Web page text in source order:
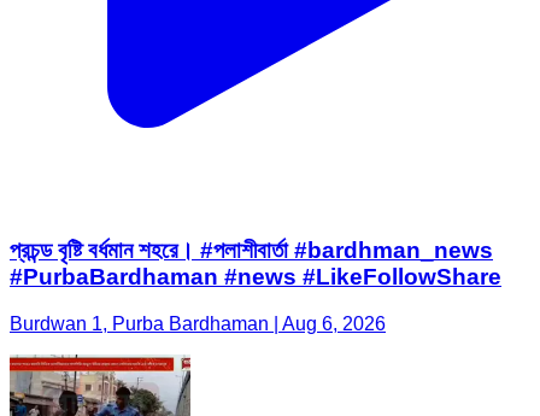
প্রচন্ড বৃষ্টি বর্ধমান শহরে। #পলাশীবার্তা #bardhman_news
#PurbaBardhaman #news #LikeFollowShare
Burdwan 1, Purba Bardhaman | Aug 6, 2026